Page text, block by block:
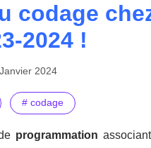
codage
2024 !
2024
# codage
programmation